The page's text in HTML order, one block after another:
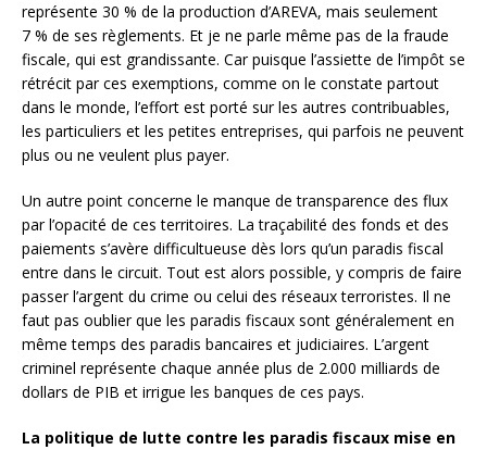
représente 30 % de la production d’AREVA, mais seulement
7 % de ses règlements. Et je ne parle même pas de la fraude
fiscale, qui est grandissante. Car puisque l’assiette de l’impôt se
rétrécit par ces exemptions, comme on le constate partout
dans le monde, l’effort est porté sur les autres contribuables,
les particuliers et les petites entreprises, qui parfois ne peuvent
plus ou ne veulent plus payer.
Un autre point concerne le manque de transparence des flux
par l’opacité de ces territoires. La traçabilité des fonds et des
paiements s’avère difficultueuse dès lors qu’un paradis fiscal
entre dans le circuit. Tout est alors possible, y compris de faire
passer l’argent du crime ou celui des réseaux terroristes. Il ne
faut pas oublier que les paradis fiscaux sont généralement en
même temps des paradis bancaires et judiciaires. L’argent
criminel représente chaque année plus de 2.000 milliards de
dollars de PIB et irrigue les banques de ces pays.
La politique de lutte contre les paradis fiscaux mise en